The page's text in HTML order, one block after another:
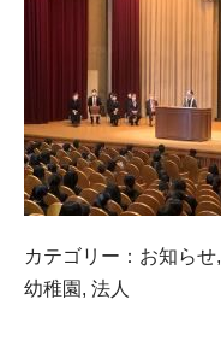
カテゴリー： お知らせ,
幼稚園 , 法人